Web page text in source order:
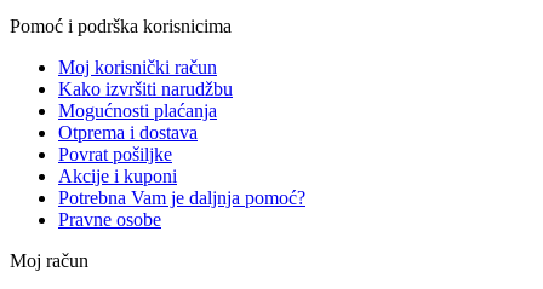
Pomoć i podrška korisnicima
Moj korisnički račun
Kako izvršiti narudžbu
Mogućnosti plaćanja
Otprema i dostava
Povrat pošiljke
Akcije i kuponi
Potrebna Vam je daljnja pomoć?
Pravne osobe
Moj račun